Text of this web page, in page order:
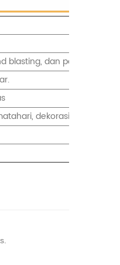
blasting, dan pengecatan
dekorasi, alat